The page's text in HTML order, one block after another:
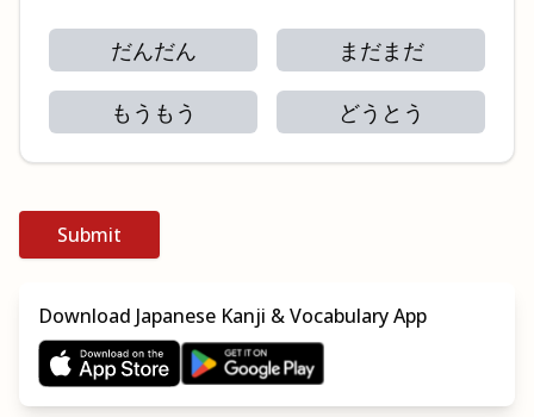
だんだん まだまだ
もうもう どうとう
Submit
Download Japanese Kanji & Vocabulary App